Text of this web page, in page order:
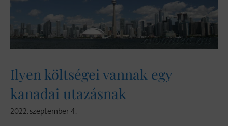
Ilyen költségei vannak egy
kanadai utazásnak
2022. szeptember 4.